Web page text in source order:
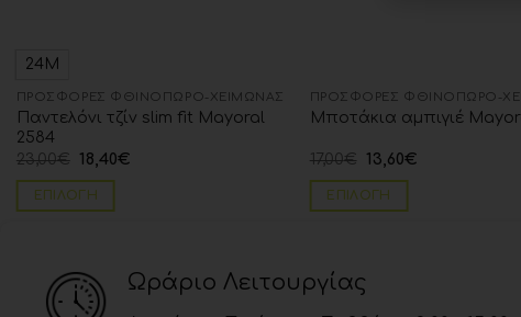
24Μ
ΠΡΟΣΦΟΡΈΣ ΦΘΙΝΌΠΩΡΟ-ΧΕΙΜΏΝΑΣ
Παντελόνι τζίν slim fit Mayoral
2584
23,00€ 18,40€
ΕΠΙΛΟΓΉ
ΠΡΟΣΦΟΡΈΣ ΦΘΙΝΌΠΩΡΟ-
Μποτάκια αμπιγιέ
17,00€ 13,60€
ΕΠΙΛΟΓΉ
Ωράριο Λειτουργίας